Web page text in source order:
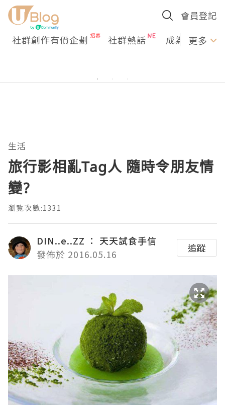
會員登記
社群創作有價企劃 社群熱話 成為U更多
生活
旅行影相亂Tag人 隨時令朋友情
變?
瀏覽次數:1331
DIN..e..ZZ ： 天天試食手信
發佈於 2016.05.16
追蹤